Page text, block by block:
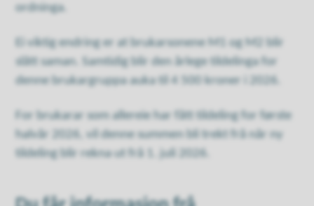
ordninga.
Ei viktig endring er at brukarsonene M1 og M2 blir
slått saman. Samtidig blir den årlege tildelinga for
denne brukargruppa auka til 4 500 kroner i 2026.
For brukarar som allereie har fått tildeling for første
halvår 2026, vil denne summen bli trekt frå når ny
tildeling blir rekna ut frå 1. juli 2026.